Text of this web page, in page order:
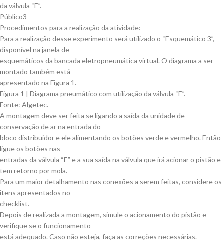
da válvula “E”.
Público3
Procedimentos para a realização da atividade:
Para a realização desse experimento será utilizado o “Esquemático 3”,
disponível na janela de
esquemáticos da bancada eletropneumática virtual. O diagrama a ser
montado também está
apresentado na Figura 1.
Figura 1 | Diagrama pneumático com utilização da válvula “E”.
Fonte: Algetec.
A montagem deve ser feita se ligando a saída da unidade de
conservação de ar na entrada do
bloco distribuidor e ele alimentando os botões verde e vermelho. Então
ligue os botões nas
entradas da válvula “E” e a sua saída na válvula que irá acionar o pistão e
tem retorno por mola.
Para um maior detalhamento nas conexões a serem feitas, considere os
itens apresentados no
checklist.
Depois de realizada a montagem, simule o acionamento do pistão e
verifique se o funcionamento
está adequado. Caso não esteja, faça as correções necessárias.